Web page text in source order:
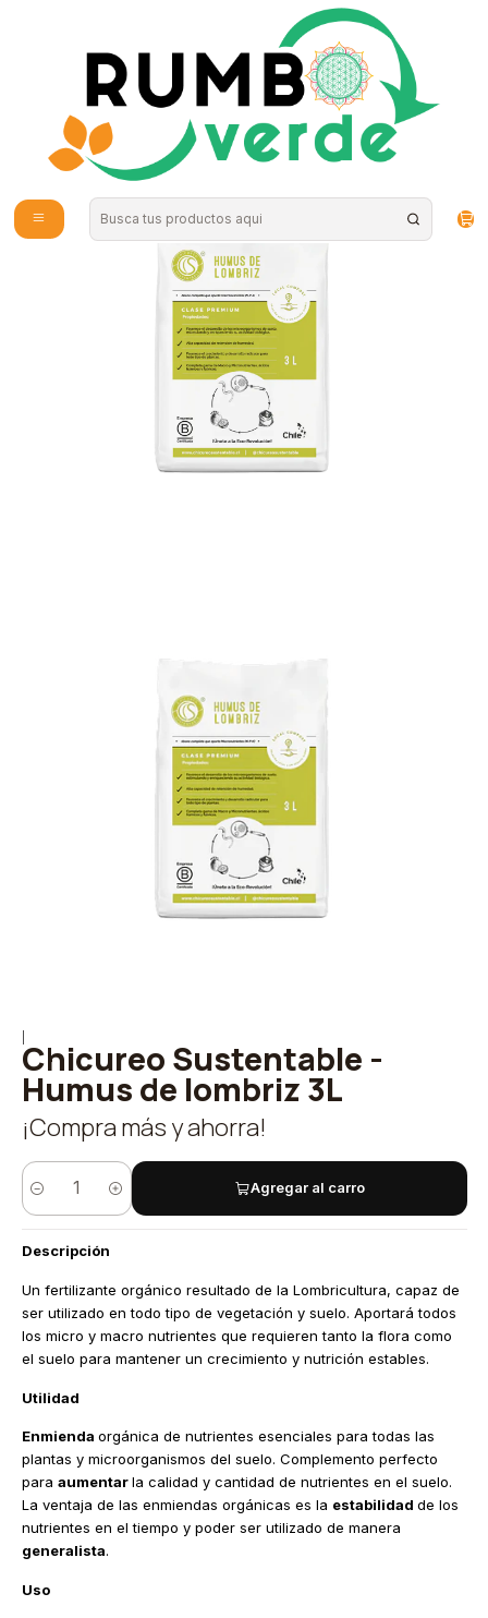
Envío gratis por compras sobre los 59.990 en la provincia de Santiago
Sustratos y Tierra
Chicureo Sustentable - Humus de lombriz 3L
Chicureo Sustentable -
Humus de lombriz 3L
¡Compra más y ahorra!
Cantidad
Agregar al carro
Descripción
Un fertilizante orgánico resultado de la Lombricultura, capaz de
ser utilizado en todo tipo de vegetación y suelo. Aportará todos
los micro y macro nutrientes que requieren tanto la flora como
el suelo para mantener un crecimiento y nutrición estables.
Utilidad
Enmienda orgánica de nutrientes esenciales para todas las
plantas y microorganismos del suelo. Complemento perfecto
para aumentarla calidad y cantidad de nutrientes en el suelo.
La ventaja de las enmiendas orgánicas es la estabilidad de los
nutrientes en el tiempo y poder ser utilizado de manera
generalista.
Uso